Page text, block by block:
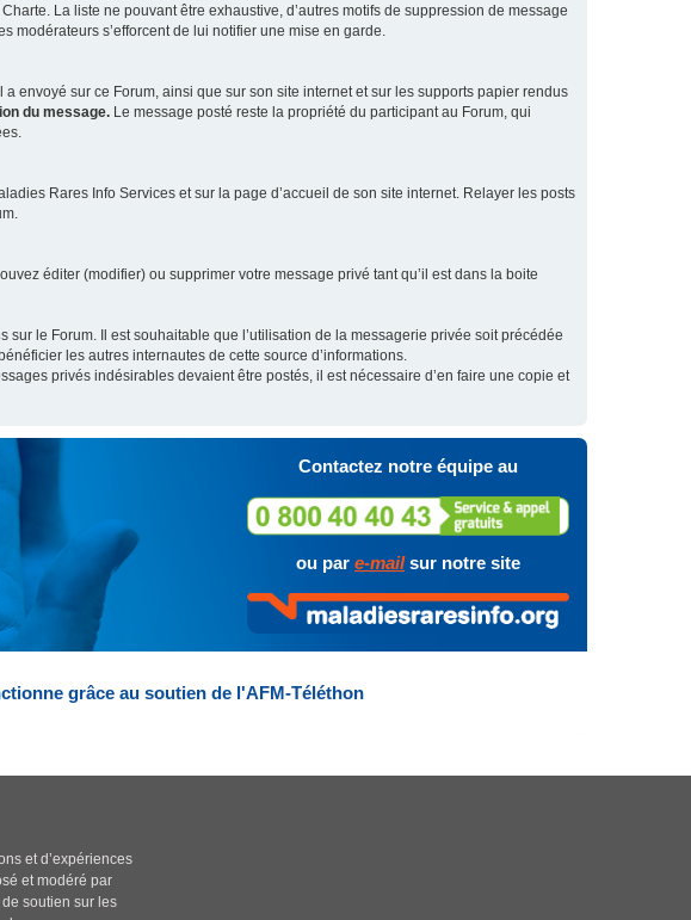
La liste ne pouvant être exhaustive, d’autres motifs de suppression de message
modérateurs s’efforcent de lui notifier une mise en garde.
envoyé sur ce Forum, ainsi que sur son site internet et sur les supports papier rendus
du message. Le message posté reste la propriété du participant au Forum, qui
Rares Info Services et sur la page d’accueil de son site internet. Relayer les posts
éditer (modifier) ou supprimer votre message privé tant qu’il est dans la boite
le Forum. Il est souhaitable que l’utilisation de la messagerie privée soit précédée
les autres internautes de cette source d’informations.
privés indésirables devaient être postés, il est nécessaire d’en faire une copie et
Contactez notre équipe au
ou par e-mailsur notre site
grâce au soutien de l'AFM-Téléthon
et d’expériences
et modéré par
soutien sur les